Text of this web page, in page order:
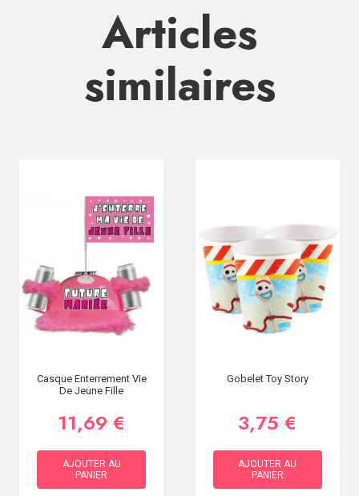
Articles
similaires
Casque Enterrement Vie
De Jeune Fille
11,69 €
AJOUTER AU
PANIER
Gobelet Toy Story
3,75 €
AJOUTER AU
PANIER